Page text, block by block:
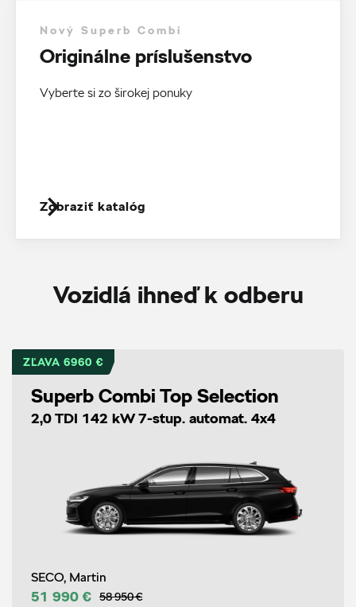
Nový Superb Combi
Originálne príslušenstvo
Vyberte si zo širokej ponuky
Zobraziť katalóg
Vozidlá ihneď k odberu
ZĽAVA 6960 €
Superb Combi Top Selection
2,0 TDI 142 kW 7-stup. automat. 4x4
SECO, Martin
51 990 € 58 950 €